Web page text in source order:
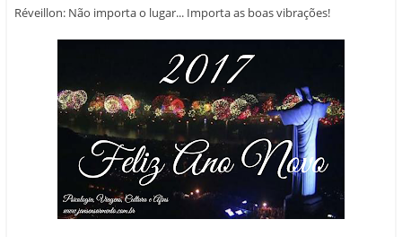
Réveillon: Não importa o lugar... Importa as boas vibrações!